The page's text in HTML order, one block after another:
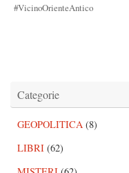
#VicinoOrienteAntico
Categorie
GEOPOLITICA (8)
LIBRI (62)